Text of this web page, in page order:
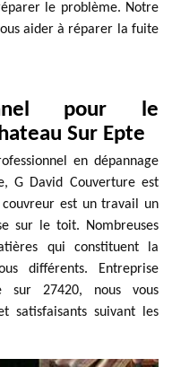
le problème. Notre
aider à réparer la fuite
pour le
Sur Epte
en dépannage
G David Couverture est
est un travail un
sur le toit. Nombreuses
qui constituent la
différents. Entreprise
sur 27420, nous vous
satisfaisants suivant les